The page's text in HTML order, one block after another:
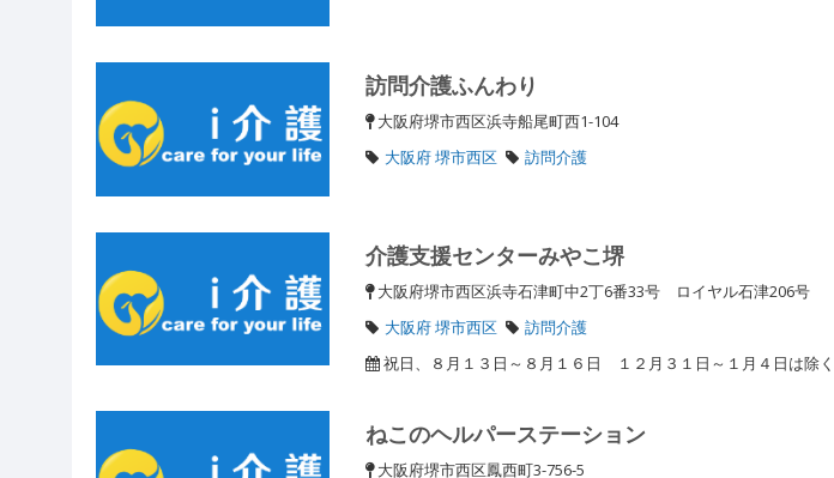
訪問介護ふんわり
大阪府堺市西区浜寺船尾町西1-104
大阪府 堺市西区
訪問介護
介護支援センターみやこ堺
大阪府堺市西区浜寺石津町中2丁6番33号 ロイヤル石津206号
大阪府 堺市西区
訪問介護
祝日、８月１３日～８月１６日 １２月３１日～１月４日は除く
ねこのヘルパーステーション
大阪府堺市西区鳳西町3-756-5